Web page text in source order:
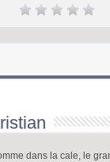
dans la cale, le